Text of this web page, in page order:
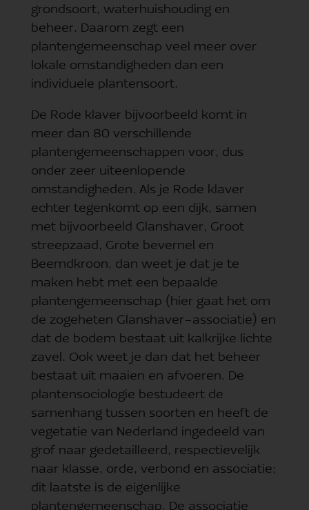
grondsoort, waterhuishouding en
beheer. Daarom zegt een
plantengemeenschap veel meer over
lokale omstandigheden dan een
individuele plantensoort.
De Rode klaver bijvoorbeeld komt in
meer dan 80 verschillende
plantengemeenschappen voor, dus
onder zeer uiteenlopende
omstandigheden. Als je Rode klaver
echter tegenkomt op een dijk, samen
met bijvoorbeeld Glanshaver, Groot
streepzaad, Grote bevernel en
Beemdkroon, dan weet je dat je te
maken hebt met een bepaalde
plantengemeenschap (hier gaat het om
de zogeheten Glanshaver-associatie) en
dat de bodem bestaat uit kalkrijke lichte
zavel. Ook weet je dan dat het beheer
bestaat uit maaien en afvoeren. De
plantensociologie bestudeert de
samenhang tussen soorten en heeft de
vegetatie van Nederland ingedeeld van
grof naar gedetailleerd, respectievelijk
naar klasse, orde, verbond en associatie;
dit laatste is de eigenlijke
plantengemeenschap. De associatie